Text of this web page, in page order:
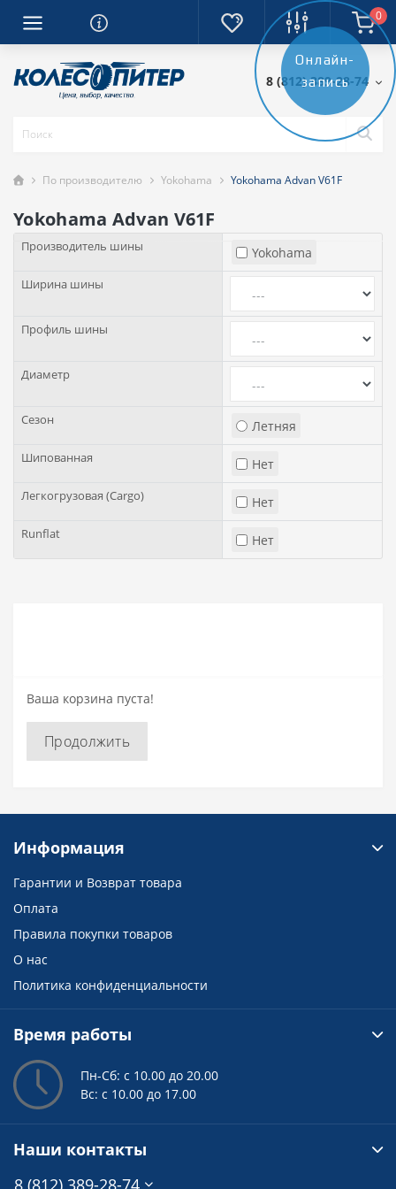
0
8 (812) 389-28-74
По производителю Yokohama Yokohama Advan V61F
Yokohama Advan V61F
Производитель шины Yokohama
Ширина шины
Профиль шины
Диаметр
Сезон Летняя
Шипованная Нет
Легкогрузовая (Cargo) Нет
Runflat Нет
Ваша корзина пуста!
Продолжить
Онлайн-
запись
Информация
Гарантии и Возврат товара
Оплата
Правила покупки товаров
О нас
Политика конфиденциальности
Время работы
Пн-Сб: с 10.00 до 20.00
Вс: с 10.00 до 17.00
Наши контакты
8 (812) 389-28-74